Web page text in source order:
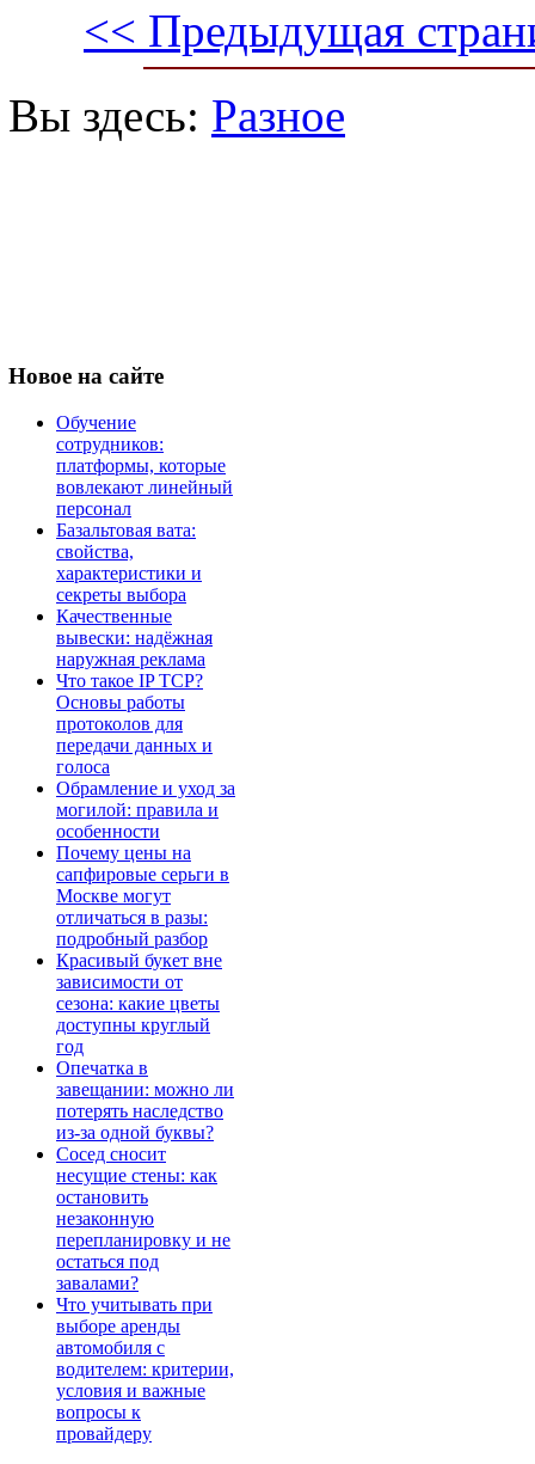
<< Предыдущая
Вы здесь: Разное
Новое на сайте
Обучение
сотрудников:
платформы, которые
вовлекают линейный
персонал
Базальтовая вата:
свойства,
характеристики и
секреты выбора
Качественные
вывески: надёжная
наружная реклама
Что такое IP TCP?
Основы работы
протоколов для
передачи данных и
голоса
Обрамление и уход за
могилой: правила и
особенности
Почему цены на
сапфировые серьги в
Москве могут
отличаться в разы:
подробный разбор
Красивый букет вне
зависимости от
сезона: какие цветы
доступны круглый
год
Опечатка в
завещании: можно ли
потерять наследство
из-за одной буквы?
Сосед сносит
несущие стены: как
остановить
незаконную
перепланировку и не
остаться под
завалами?
Что учитывать при
выборе аренды
автомобиля с
водителем: критерии,
условия и важные
вопросы к
провайдеру